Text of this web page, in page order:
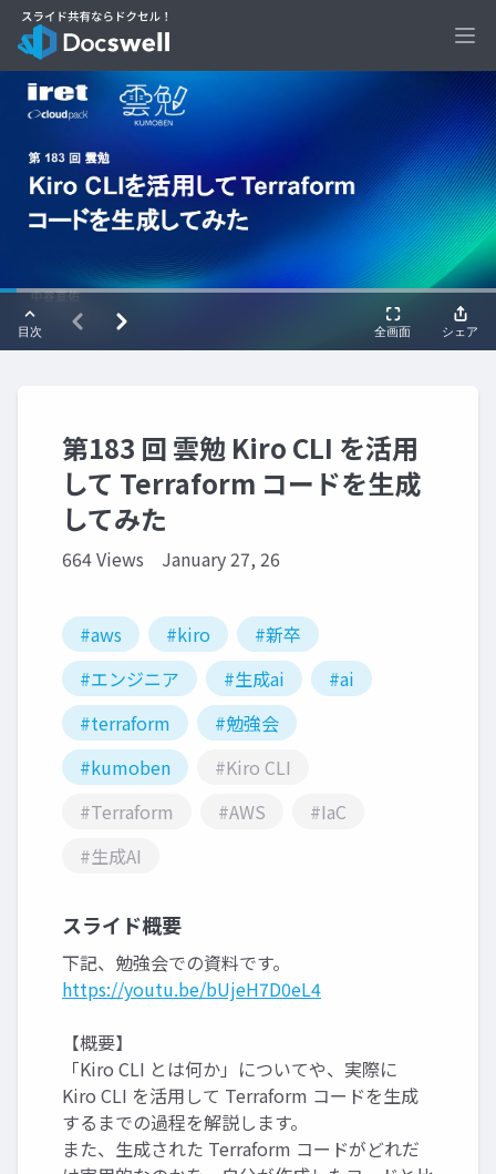
第183 回 雲勉 Kiro CLI を活用
して Terraform コードを生成
してみた
664 Views January 27, 26
#aws #kiro
#新卒
#エンジニア
#生成ai
#ai
#terraform
#勉強会
#kumoben
#Kiro CLI
#Terraform
#AWS
#IaC
#生成AI
スライド概要
下記、勉強会での資料です。
https://youtu.be/bUjeH7D0eL4
【概要】
「Kiro CLI とは何か」についてや、実際に
Kiro CLI を活用して Terraform コードを生成
するまでの過程を解説します。
また、生成された Terraform コードがどれだ